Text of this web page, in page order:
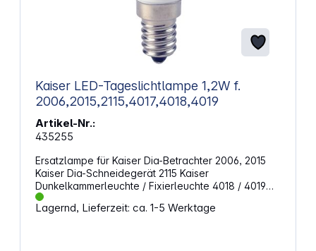
Kaiser LED-Tageslichtlampe 1,2W f.
2006,2015,2115,4017,4018,4019
Artikel-Nr.:
435255
Ersatzlampe für Kaiser Dia-Betrachter 2006, 2015
Kaiser Dia-Schneidegerät 2115 Kaiser
Dunkelkammerleuchte / Fixierleuchte 4018 / 4019
Technische Details: Nennleistungsaufnahme: 1,7
Watt Max. Farbtemperatur: 5.900 Kelvin
Lagernd, Lieferzeit: ca. 1-5 Werktage